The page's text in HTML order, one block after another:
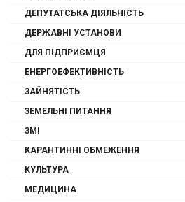
ДЕПУТАТСЬКА ДІЯЛЬНІСТЬ
ДЕРЖАВНІ УСТАНОВИ
ДЛЯ ПІДПРИЄМЦЯ
ЕНЕРГОЕФЕКТИВНІСТЬ
ЗАЙНЯТІСТЬ
ЗЕМЕЛЬНІ ПИТАННЯ
ЗМІ
КАРАНТИННІ ОБМЕЖЕННЯ
КУЛЬТУРА
МЕДИЦИНА